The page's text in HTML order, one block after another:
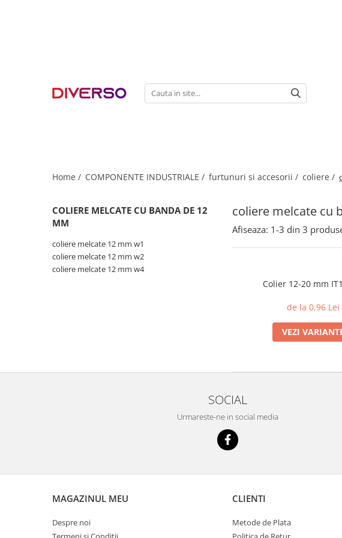
MULTIMATERIAL
Home / COMPONENTE INDUSTRIALE / furtunuri si accesorii / coliere /
coliere melcate cu
COLIERE MELCATE CU BANDA DE 12
MM
coliere melcate 12 mm w1
coliere melcate 12 mm w2
coliere melcate 12 mm w4
Afiseaza: 1-3 din 3
Colier 12-20 mm
de la 0,96 Lei
VEZI
SOCIAL
Urmareste-ne in social media
MAGAZINUL MEU
Despre noi
CLIENTI
Metode de Plata